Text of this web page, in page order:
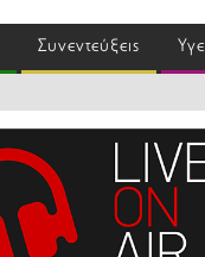
Συνεντεύξεις